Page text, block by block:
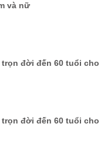
và nữ
đời đến 60 tuổi cho
đời đến 60 tuổi cho